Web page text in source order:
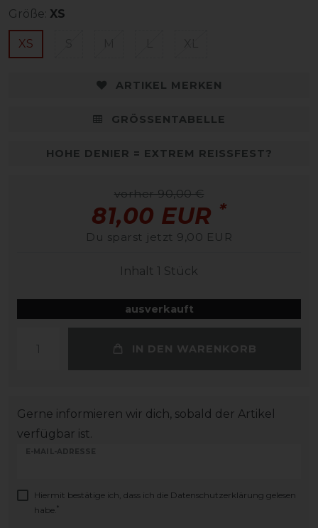
Größe: XS
XS
ARTIKEL MERKEN
GRÖSSENTABELLE
HOHE DENIER = EXTREM REISSFEST?
vorher 90,00 €
81,00 EUR *
Du sparst jetzt 9,00 EUR
Inhalt 1 Stück
ausverkauft
IN DEN WARENKORB
Gerne informieren wir dich, sobald der Artikel
verfügbar ist.
E-MAIL-ADRESSE
Hiermit bestätige ich, dass ich die Daten­schutz­erklärung gelesen
habe. *